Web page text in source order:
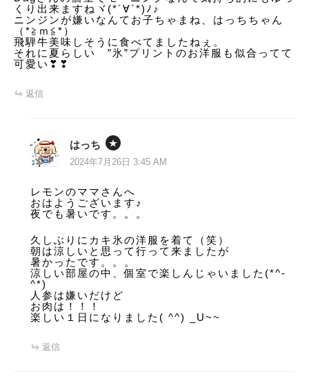
くり出来ますねヾ(*´∀`*)ﾉ♪
ニンジンが嫌いなんてお子ちゃまね、はっちちゃん
（*≧ｍ≦*）
飛騨牛美味しそうに食べてましたねぇ。
それに夏らしい ”氷”プリントのお洋服も似合ってて
可愛い❣❣
返信
はっち
2024年7月26日 3:45 AM
レモンのママさんへ
おはようございます♪
夜でも暑いです。。。
久しぶりにカキ氷の洋服を着て（笑）
朝は涼しいと思って行って来ましたが
暑かったです。。。
涼しい部屋の中、個室で楽しんじゃいました(*^-
^*)
人参は嫌いだけど
お肉は！！！
楽しい１日になりました( ^^) _U~~
返信